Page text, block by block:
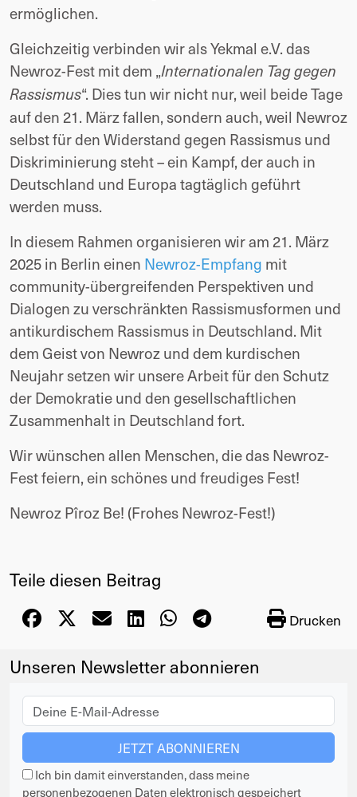
ermöglichen.
Gleichzeitig verbinden wir als Yekmal e.V. das
Newroz-Fest mit dem „Internationalen Tag gegen
Rassismus“. Dies tun wir nicht nur, weil beide Tage
auf den 21. März fallen, sondern auch, weil Newroz
selbst für den Widerstand gegen Rassismus und
Diskriminierung steht – ein Kampf, der auch in
Deutschland und Europa tagtäglich geführt
werden muss.
In diesem Rahmen organisieren wir am 21. März
2025 in Berlin einen Newroz-Empfang mit
community-übergreifenden Perspektiven und
Dialogen zu verschränkten Rassismusformen und
antikurdischem Rassismus in Deutschland. Mit
dem Geist von Newroz und dem kurdischen
Neujahr setzen wir unsere Arbeit für den Schutz
der Demokratie und den gesellschaftlichen
Zusammenhalt in Deutschland fort.
Wir wünschen allen Menschen, die das Newroz-
Fest feiern, ein schönes und freudiges Fest!
Newroz Pîroz Be! (Frohes Newroz-Fest!)
Teile diesen Beitrag
Drucken
Unseren Newsletter abonnieren
Ich bin damit einverstanden, dass meine
personenbezogenen Daten elektronisch gespeichert